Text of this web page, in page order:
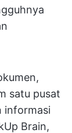
satu pusat
informasi
Brain,